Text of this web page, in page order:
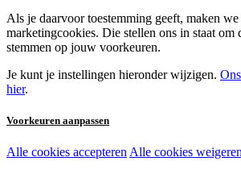
Als je daarvoor toestemming geeft, maken
marketingcookies. Die stellen ons in staat om
stemmen op jouw voorkeuren.
Je kunt je instellingen hieronder wijzigen.
hier.
Voorkeuren aanpassen
Noodzakelijke cookies:
Alle cookies accepteren Alle cookies weigeren